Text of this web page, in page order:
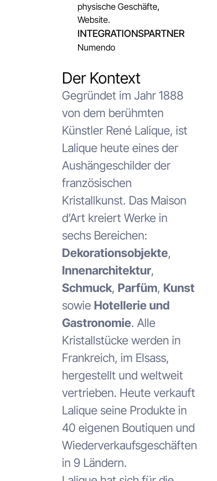
physische Geschäfte,
Website.
INTEGRATIONSPARTNER
Numendo
Der Kontext
Gegründet im Jahr 1888
von dem berühmten
Künstler René Lalique, ist
Lalique heute eines der
Aushängeschilder der
französischen
Kristallkunst. Das Maison
d’Art kreiert Werke in
sechs Bereichen:
Dekorationsobjekte,
Innenarchitektur,
Schmuck, Parfüm, Kunst
sowie Hotellerie und
Gastronomie. Alle
Kristallstücke werden in
Frankreich, im Elsass,
hergestellt und weltweit
vertrieben. Heute verkauft
Lalique seine Produkte in
40 eigenen Boutiquen und
Wiederverkaufsgeschäften
in 9 Ländern.